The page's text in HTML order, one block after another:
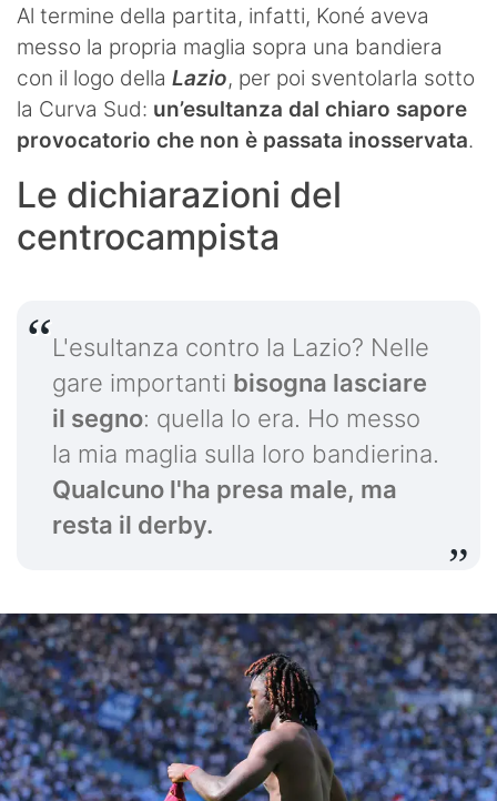
Al termine della partita, infatti, Koné aveva
messo la propria maglia sopra una bandiera
con il logo della Lazio, per poi sventolarla sotto
la Curva Sud: un’esultanza dal chiaro sapore
provocatorio che non è passata inosservata.
Le dichiarazioni del
centrocampista
L'esultanza contro la Lazio? Nelle
gare importanti bisogna lasciare
il segno: quella lo era. Ho messo
la mia maglia sulla loro bandierina.
Qualcuno l'ha presa male, ma
resta il derby.